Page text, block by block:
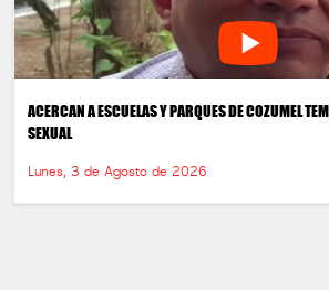
ACERCAN A ESCUELAS Y PARQUES DE COZUMEL
SEXUAL
Lunes, 3 de Agosto de 2026